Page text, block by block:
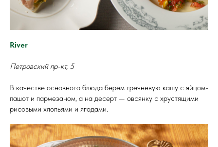
River
Петровский пр-кт, 5
В качестве основного блюда берем гречневую кашу с яйцом-
пашот и пармезаном, а на десерт — овсянку с хрустящими
рисовыми хлопьями и ягодами.